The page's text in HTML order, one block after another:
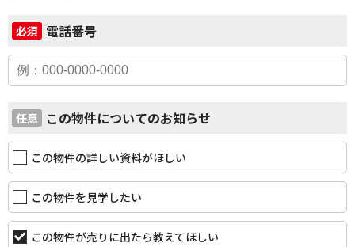
必須 電話番号
任意 この物件についてのお知らせ
この物件の詳しい資料がほしい
この物件を見学したい
この物件が売りに出たら教えてほしい